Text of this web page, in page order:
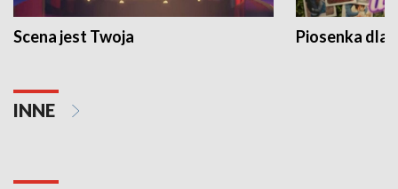
Scena jest Twoja Piosenka dla
INNE